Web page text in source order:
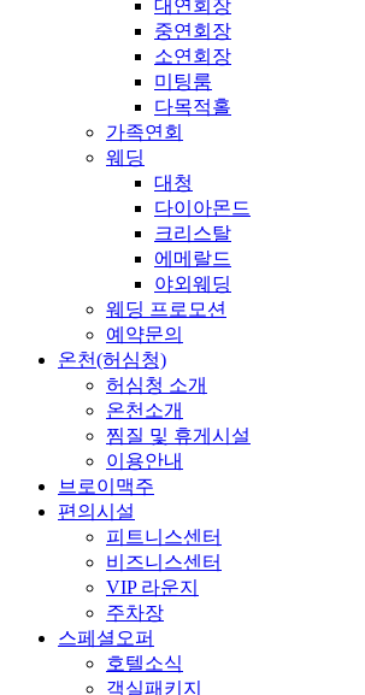
대연회장
중연회장
소연회장
미팅룸
다목적홀
가족연회
웨딩
대청
다이아몬드
크리스탈
에메랄드
야외웨딩
웨딩 프로모션
예약문의
온천(허심청)
허심청 소개
온천소개
찜질 및 휴게시설
이용안내
브로이맥주
편의시설
피트니스센터
비즈니스센터
VIP 라운지
주차장
스페셜오퍼
호텔소식
객실패키지